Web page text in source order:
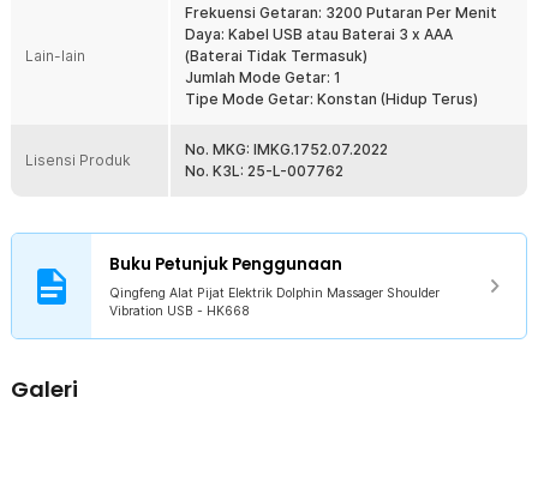
Kelengkapan Produk
Rincian yang Anda dapatkan untuk pembelian produk ini:
1 x Kabel USB DC
Lain-lain
Frekuensi Getaran: 3200 Putaran Per Menit
Daya: Kabel USB atau Baterai 3 x AAA
(Baterai Tidak Termasuk)
Jumlah Mode Getar: 1
Tipe Mode Getar: Konstan (Hidup Terus)
Lisensi Produk
No. MKG: IMKG.1752.07.2022
No. K3L: 25-L-007762
Buku Petunjuk Penggunaan
Qingfeng Alat Pijat Elektrik Dolphin Massager Shoulder
Vibration USB - HK668
Galeri